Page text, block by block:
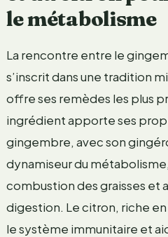
le métabolisme
La rencontre entre le
s’inscrit dans une tradition
offre ses remèdes les plus
ingrédient apporte ses
gingembre, avec son
dynamiseur du
combustion des graisses et
digestion. Le citron, riche
le système immunitaire et